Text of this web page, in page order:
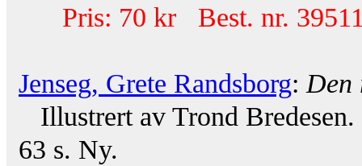
Pris: 70 kr Best. nr.
Jenseg, Grete Randsborg: Den
Illustrert av Trond
63 s. Ny.